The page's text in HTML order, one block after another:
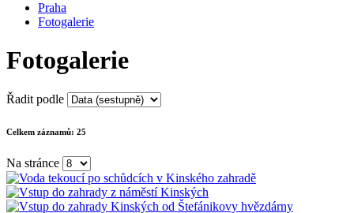
Praha
Fotogalerie
Fotogalerie
Řadit podle
Celkem záznamů: 25
Na stránce